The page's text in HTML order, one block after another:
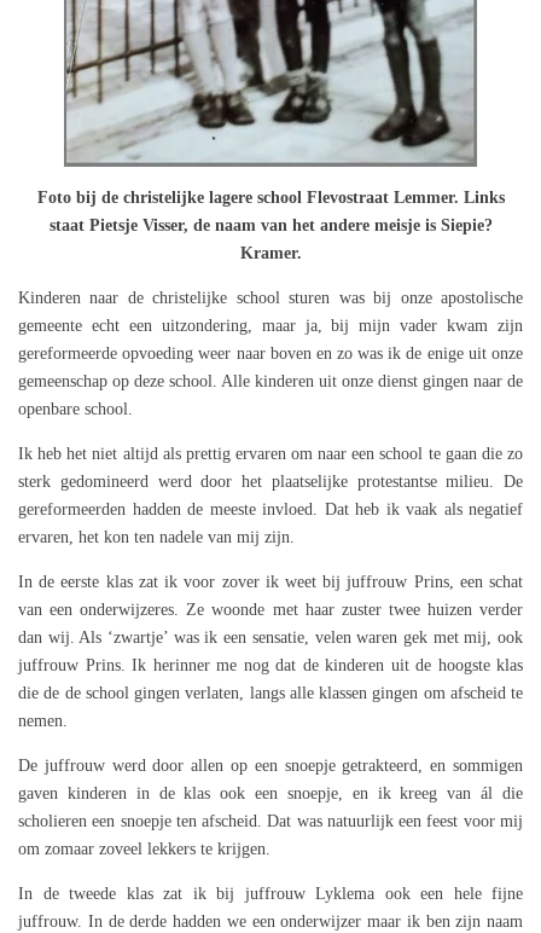
Foto bij de christelijke lagere school Flevostraat Lemmer. Links
staat Pietsje Visser, de naam van het andere meisje is Siepie?
Kramer.
Kinderen naar de christelijke school sturen was bij onze apostolische
gemeente echt een uitzondering, maar ja, bij mijn vader kwam zijn
gereformeerde opvoeding weer naar boven en zo was ik de enige uit onze
gemeenschap op deze school. Alle kinderen uit onze dienst gingen naar de
openbare school.
Ik heb het niet altijd als prettig ervaren om naar een school te gaan die zo
sterk gedomineerd werd door het plaatselijke protestantse milieu. De
gereformeerden hadden de meeste invloed. Dat heb ik vaak als negatief
ervaren, het kon ten nadele van mij zijn.
In de eerste klas zat ik voor zover ik weet bij juffrouw Prins, een schat
van een onderwijzeres. Ze woonde met haar zuster twee huizen verder
dan wij. Als ‘zwartje’ was ik een sensatie, velen waren gek met mij, ook
juffrouw Prins. Ik herinner me nog dat de kinderen uit de hoogste klas
die de de school gingen verlaten, langs alle klassen gingen om afscheid te
nemen.
De juffrouw werd door allen op een snoepje getrakteerd, en sommigen
gaven kinderen in de klas ook een snoepje, en ik kreeg van ál die
scholieren een snoepje ten afscheid. Dat was natuurlijk een feest voor mij
om zomaar zoveel lekkers te krijgen.
In de tweede klas zat ik bij juffrouw Lyklema ook een hele fijne
juffrouw. In de derde hadden we een onderwijzer maar ik ben zijn naam